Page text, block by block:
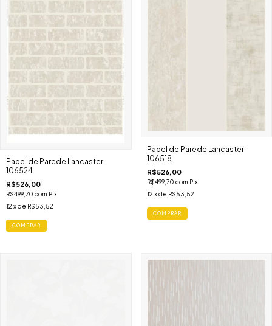
Papel de Parede Lancaster
106524
R$526,00
R$499,70 com Pix
12 x de R$53,52
COMPRAR
Papel de Parede Lancaster
106518
R$526,00
R$499,70 com Pix
12 x de R$53,52
COMPRAR